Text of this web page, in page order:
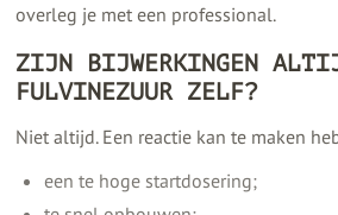
overleg je met een professional.
ZIJN BIJWERKINGEN
FULVINEZUUR ZELF?
Niet altijd. Een reactie kan te maken
een te hoge startdosering;